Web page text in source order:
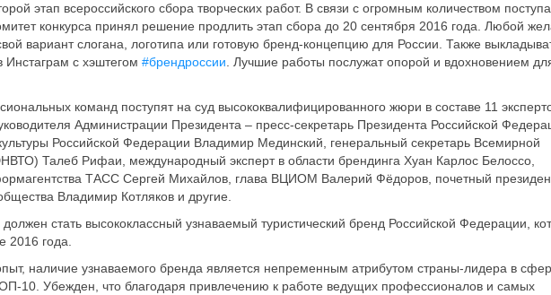
этап всероссийского сбора творческих работ. В связи с огромным количеством
конкурса принял решение продлить этап сбора до 20 сентября 2016 года. Любой
вариант слогана, логотипа или готовую бренд-концепцию для России. Также
с хэштегом #брендроссии . Лучшие работы послужат опорой и вдохновением
команд поступят на суд высококвалифицированного жюри в составе 11
Администрации Президента – пресс-секретарь Президента Российской
Российской Федерации Владимир Мединский, генеральный секретарь Всемирной
Талеб Рифаи, международный эксперт в области брендинга Хуан Карлос Белоссо,
ТАСС Сергей Михайлов, глава ВЦИОМ Валерий Фёдоров, почетный
Владимир Котляков и другие.
стать высококлассный узнаваемый туристический бренд Российской Федерации,
2016 года.
наличие узнаваемого бренда является непременным атрибутом страны-лидера в
10. Убежден, что благодаря привлечению к работе ведущих профессионалов и самых